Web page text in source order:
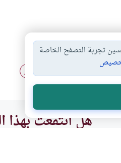
أحكام الصيام والفطر
هل انتفعت بهذا
تجربة التصفح الخاصة